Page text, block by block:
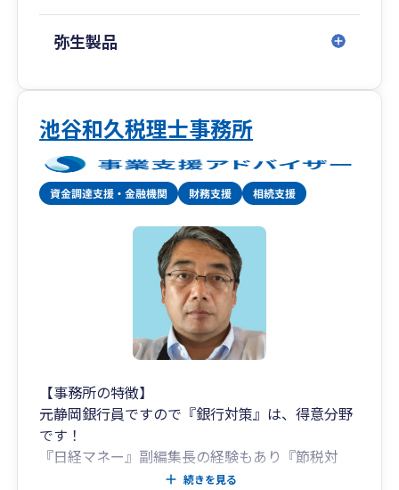
弥生製品
池谷和久税理士事務所
【事務所の特徴】
元静岡銀行員ですので『銀行対策』は、得意分野
です！
『日経マネー』副編集長の経験もあり『節税対
策』はお任せください！続きを見る